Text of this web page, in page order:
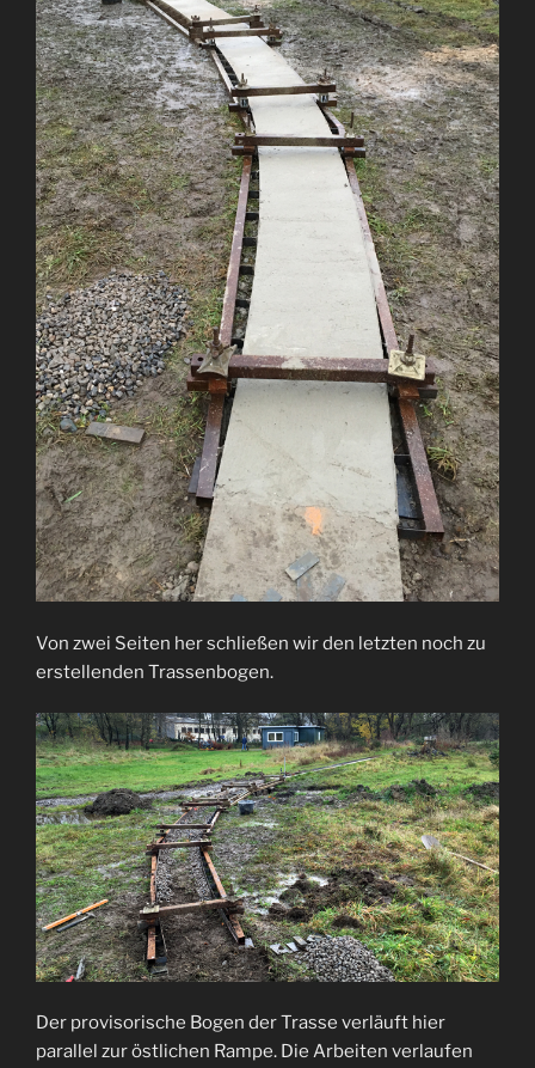
Von zwei Seiten her schließen wir den letzten noch zu
erstellenden Trassenbogen.
Der provisorische Bogen der Trasse verläuft hier
parallel zur östlichen Rampe. Die Arbeiten verlaufen